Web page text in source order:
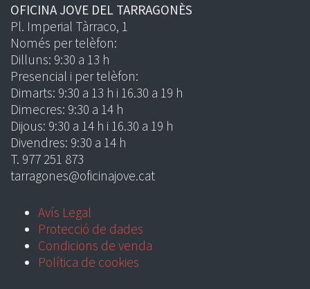
OFICINA JOVE DEL TARRAGONÈS
Pl. Imperial Tàrraco, 1
Només per telèfon:
Dilluns: 9:30 a 13 h
Presencial i per telèfon:
Dimarts: 9:30 a 13 h i 16.30 a 19 h
Dimecres: 9:30 a 14 h
Dijous: 9:30 a 14 h i 16.30 a 19 h
Divendres: 9:30 a 14 h
T. 977 251 873
tarragones@oficinajove.cat
Avís Legal
Protecció de dades
Condicions de venda
Política de cookies